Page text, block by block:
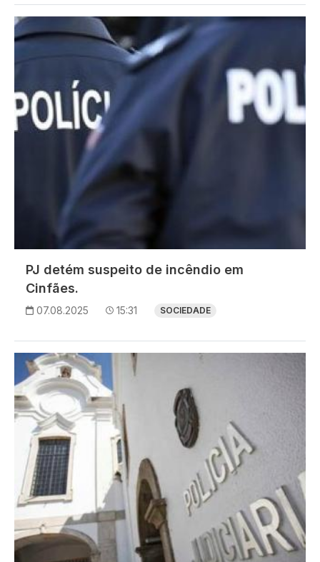
Imagem
PJ detém suspeito de incêndio em
Cinfães.
07.08.2025 15:31 SOCIEDADE
Imagem